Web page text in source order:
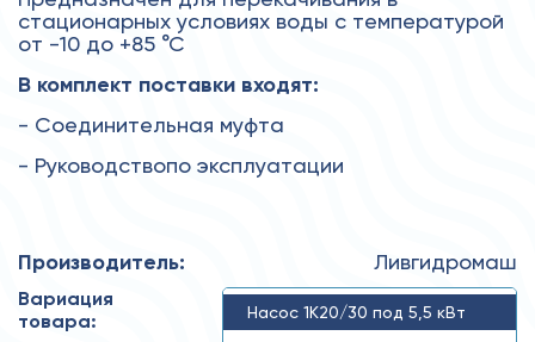
стационарных условиях воды с температурой
от -10 до +85 °С
В комплект поставки входят:
- Соединительная муфта
- Руководствопо эксплуатации
Производитель: Ливгидромаш
Вариация
товара:
Насос 1К20/30 под 5,5 кВт